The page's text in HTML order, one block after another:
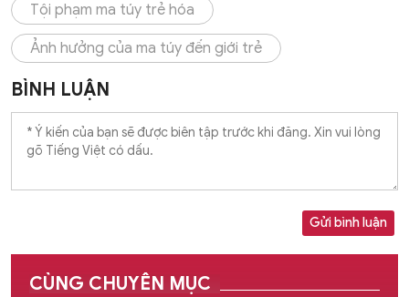
Tội phạm ma túy trẻ hóa
Ảnh hưởng của ma túy đến giới trẻ
BÌNH LUẬN
Gửi bình luận
CÙNG CHUYÊN MỤC